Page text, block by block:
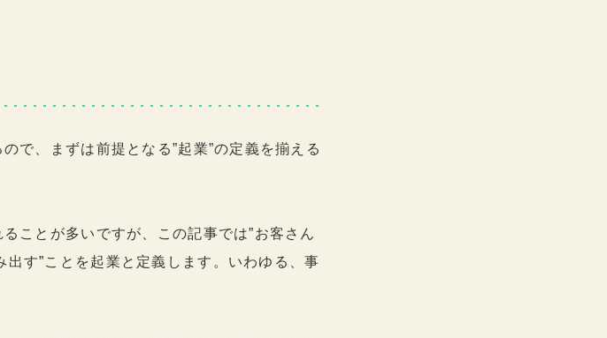
で、まずは前提となる”起業”の定義を揃える
ことが多いですが、この記事では”お客さん
す”ことを起業と定義します。いわゆる、事